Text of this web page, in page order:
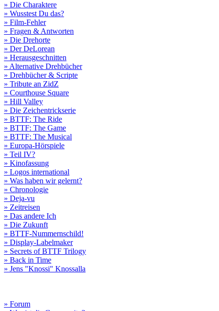
» Die Charaktere
» Wusstest Du das?
» Film-Fehler
» Fragen & Antworten
» Die Drehorte
» Der DeLorean
» Herausgeschnitten
» Alternative Drehbücher
» Drehbücher & Scripte
» Tribute an ZidZ
» Courthouse Square
» Hill Valley
» Die Zeichentrickserie
» BTTF: The Ride
» BTTF: The Game
» BTTF: The Musical
» Europa-Hörspiele
» Teil IV?
» Kinofassung
» Logos international
» Was haben wir gelernt?
» Chronologie
» Deja-vu
» Zeitreisen
» Das andere Ich
» Die Zukunft
» BTTF-Nummernschild!
» Display-Labelmaker
» Secrets of BTTF Trilogy
» Back in Time
» Jens "Knossi" Knossalla
» Forum